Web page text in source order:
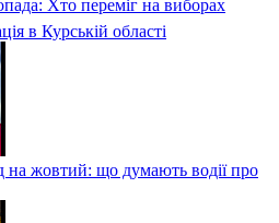
Хто переміг на виборах
в Курській області
на жовтий: що думають водії про